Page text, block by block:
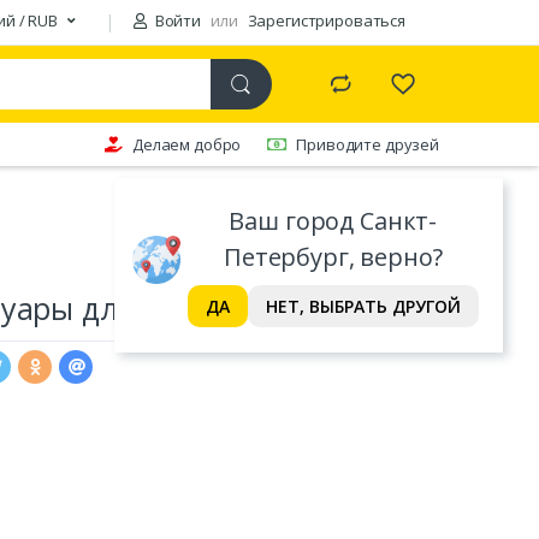
/ RUB Войти или Зарегистрироваться
Ваш город Санкт-
Петербург, верно?
ДА НЕТ, ВЫБРАТЬ ДРУГОЙ
Делаем добро Приводите друзей
для штор Ajur